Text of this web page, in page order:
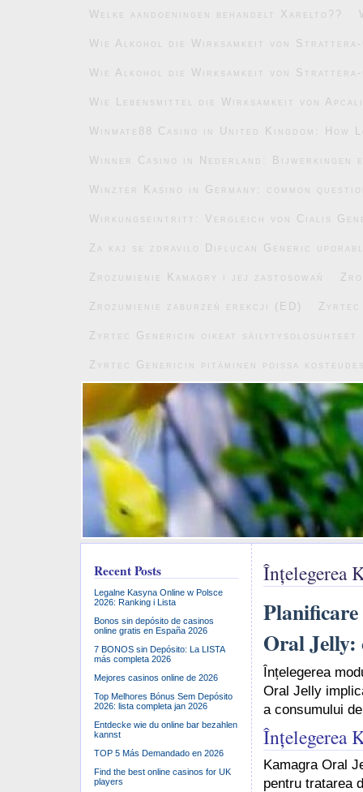
Welke aandoeningen behandelt Xarelto??
Wie Alkohol die Wirksamkeit von Strattera-
Wie Alkohol die Wirksamkeit von Strattera-
Wie Lebensmittel die Wirksamkeit von
Winmate88 Casino in United Kingdom:
Winner Casino in Nederland: Bijwerkingen
Winzter Kasino in Germany: common
Wirkungseintritt: Vergleich von Cialis
Za kaj se zdravilo Diflucan Generic
Zrozumienie Kamagry i jej zastosowań
Zrozumienie zaburzeń erekcji (ED) Zyrtec
Zyrtec Genericin oikeat säilytysolosuhteet
Zyrtec Genericin pitäminen poissa
Înțelegerea
Planificare
Oral Jelly:
Înțelegerea
Oral Jelly
a consumului
Înțelegerea
Kamagra Oral
pentru tratarea
Recent Posts
Legalne Kasyna Online w Polsce
2026: Ranking i Lista
Bonos sin depósito de casinos
online gratis en España 2026
7 BONOS sin Depósito: La LISTA
más completa 2026
Mejores casinos online de 2026
Top Melhores Bónus Sem Depósito
2026: lista completa jan 2026
Entdecke wie du online bar bezahlen
kannst
TOP 5 Más Demandado en 2026
Find the best online casinos for UK
players